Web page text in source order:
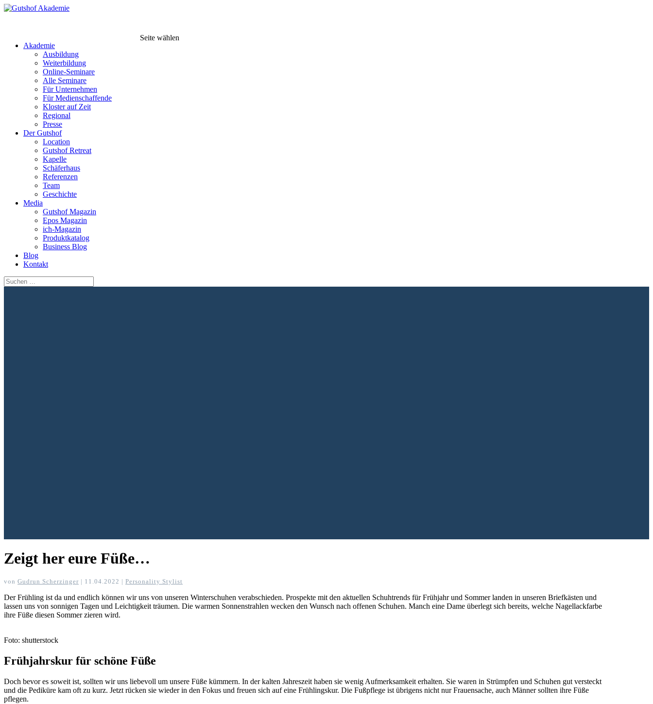
Akademie
Ausbildung
Weiterbildung
Online-Seminare
Alle Seminare
Für Unternehmen
Für Medienschaffende
Kloster auf Zeit
Regional
Presse
Der Gutshof
Location
Gutshof Retreat
Kapelle
Schäferhaus
Referenzen
Team
Geschichte
Media
Gutshof Magazin
Epos Magazin
ich-Magazin
Produktkatalog
Business Blog
Blog
Kontakt
Seite wählen
Zeigt her eure Füße…
von Gudrun Scherzinger | 11.04.2022 | Personality Stylist
Der Frühling ist da und endlich können wir uns von unseren Winterschuhen verabschieden. Prospekte mit den aktuellen Schuhtrends für Frühjahr und Sommer landen in unseren Briefkästen und
lassen uns von sonnigen Tagen und Leichtigkeit träumen. Die warmen Sonnenstrahlen wecken den Wunsch nach offenen Schuhen. Manch eine Dame überlegt sich bereits, welche Nagellackfarbe
ihre Füße diesen Sommer zieren wird.
Foto: shutterstock
Frühjahrskur für schöne Füße
Doch bevor es soweit ist, sollten wir uns liebevoll um unsere Füße kümmern. In der kalten Jahreszeit haben sie wenig Aufmerksamkeit erhalten. Sie waren in Strümpfen und Schuhen gut versteckt
und die Pediküre kam oft zu kurz. Jetzt rücken sie wieder in den Fokus und freuen sich auf eine Frühlingskur. Die Fußpflege ist übrigens nicht nur Frauensache, auch Männer sollten ihre Füße
pflegen.